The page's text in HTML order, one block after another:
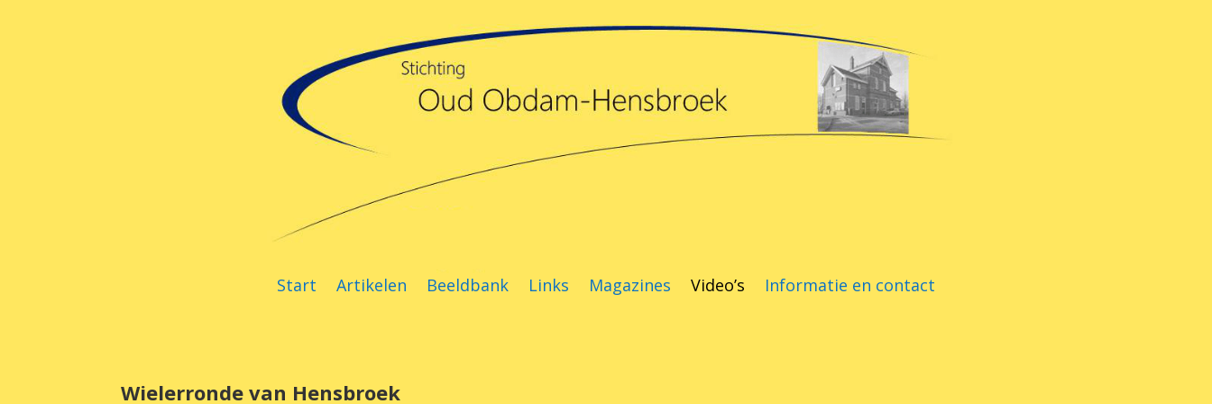
Start Artikelen Beeldbank Links Magazines Video’s Informatie en contact
Wielerronde van Hensbroek